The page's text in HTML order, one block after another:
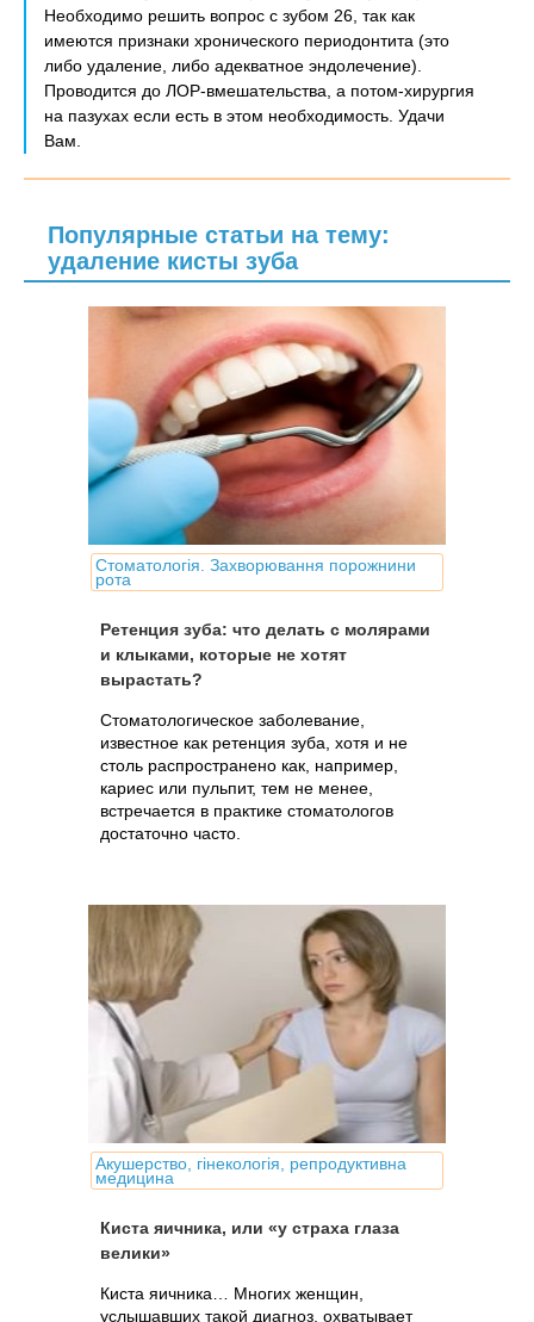
Необходимо решить вопрос с зубом 26, так как
имеются признаки хронического периодонтита (это
либо удаление, либо адекватное эндолечение).
Проводится до ЛОР-вмешательства, а потом-хирургия
на пазухах если есть в этом необходимость. Удачи
Вам.
Популярные статьи на тему:
удаление кисты зуба
Стоматологія. Захворювання порожнини
рота
Ретенция зуба: что делать с молярами
и клыками, которые не хотят
вырастать?
Стоматологическое заболевание,
известное как ретенция зуба, хотя и не
столь распространено как, например,
кариес или пульпит, тем не менее,
встречается в практике стоматологов
достаточно часто.
Акушерство, гінекологія, репродуктивна
медицина
Киста яичника, или «у страха глаза
велики»
Киста яичника… Многих женщин,
услышавших такой диагноз, охватывает